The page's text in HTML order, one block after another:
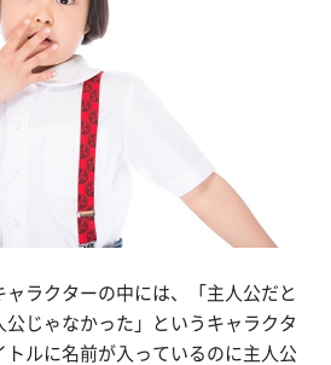
ラクターの中には、「主人公だと
じゃなかった」というキャラクタ
トルに名前が入っているのに主人公